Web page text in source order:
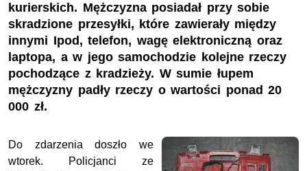
kurierskich. Mężczyzna posiadał przy sobie
skradzione przesyłki, które zawierały między
innymi Ipod, telefon, wagę elektroniczną oraz
laptopa, a w jego samochodzie kolejne rzeczy
pochodzące z kradzieży. W sumie łupem
mężczyzny padły rzeczy o wartości ponad 20
000 zł.
Do zdarzenia doszło we
wtorek. Policjanci ze